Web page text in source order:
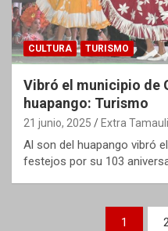
CULTURA TURISMO
Vibró el municipio de
huapango: Turismo
21 junio, 2025 Extra
Al son del huapango vibró
festejos por su 103
1